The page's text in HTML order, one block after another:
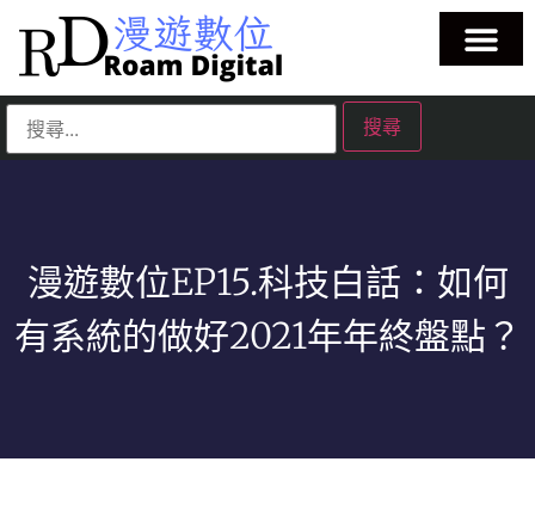
漫遊數位EP15.科技白話：如何
有系統的做好2021年年終盤點？